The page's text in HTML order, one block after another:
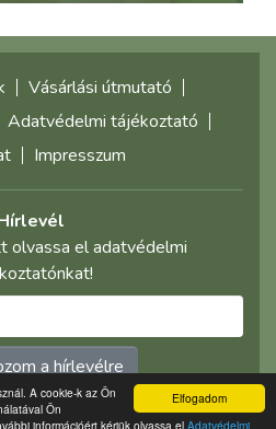
Elfogadom
A cookie-k az Ön
Ön
információért kérjük olvassa el Adatvédelmi
Vásárlási útmutató
Adatvédelmi tájékoztató
Impresszum
olvassa el adatvédelmi
a hírlevélre